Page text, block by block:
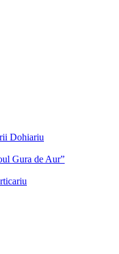
Dohiariu
Gura de Aur”